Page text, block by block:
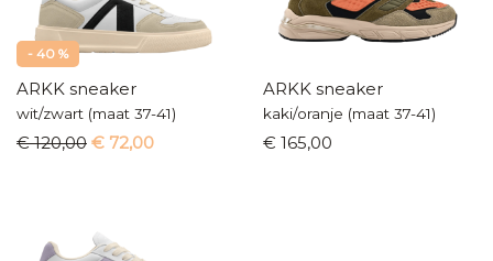
- 40 %
ARKK sneaker
wit/zwart (maat 37-41)
€ 120,00 € 72,00
ARKK sneaker
kaki/oranje (maat 37-41)
€ 165,00